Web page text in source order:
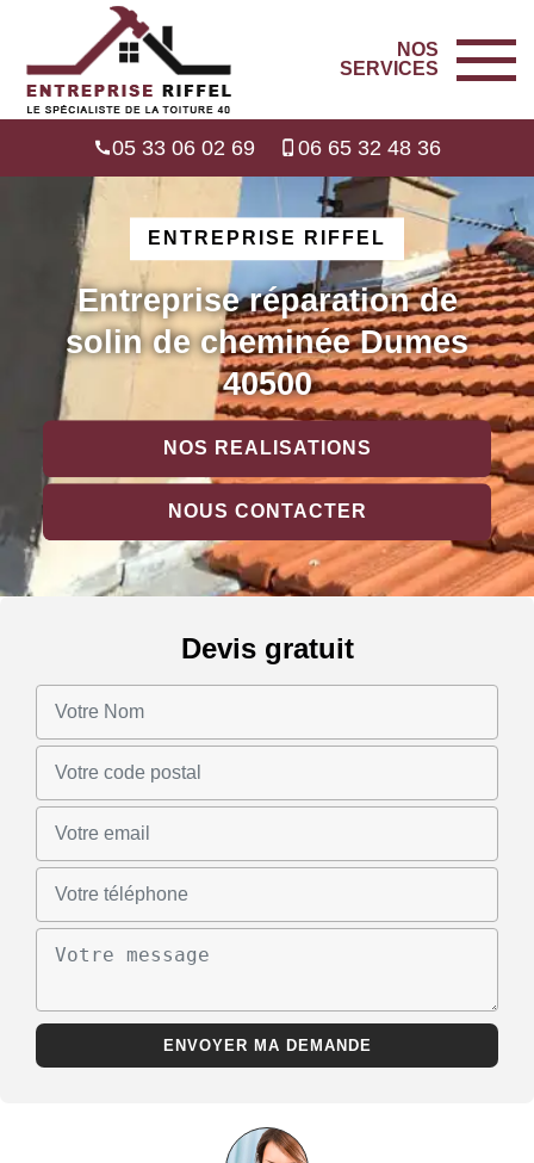
NOS
SERVICES
05 33 06 02 69 06 65 32 48 36
ENTREPRISE RIFFEL
Entreprise réparation de
solin de cheminée Dumes
40500
NOS REALISATIONS
NOUS CONTACTER
Devis gratuit